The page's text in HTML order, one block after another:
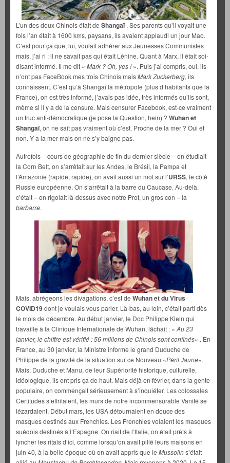
L’un des deux Chinois était de Shangaï. Ses parents qu’il voyait une
fois l’an était à 1600 kms, paysans, ils avaient applaudi un jour Mao.
C’est pour ça que, lui, voulait adhérer aux Jeunesses Communistes
mais, j’ai ri : il ne savait pas qui était Lénine. Quant à Marx, il était soi-
disant informé. Il me dit « Mark ? Oh, yes !». Puis j’ai compris, oui, ils
n’ont pas FaceBook mes trois Chinois maisMark Zuckerberg, ils
connaissent. C’est qu’à Shangaï la métropole (plus d’habitants que la
France), on est très informé, j’avais pas idée, très informés qu’ils sont,
même si il y a de la censure. Mais censurer Facebook, est-ce vraiment
un truc anti-démocratique (je pose la Question, hein) ? Wuhan et
Shangaï, on ne sait pas vraiment où c’est. Proche de la mer ? Oui et
non. Y a la mer mais on ne s’y baigne pas.
Autrefois – cours de géographie de fin du dernier siècle – on étudiait
la Corn Belt, on s’arrêtait sur les Andes, le Brésil, la Pampa et
l’Amazonie (rapide, rapide), on avait aussi un mot sur l’URSS, le côté
Russie européenne. On s’arrêtait à la barre du Caucase. Au-delà,
c’était – on rigolait là-dessus avec notre Prof, un gros con – la
barbarre.
Mais, abrégeons les divagations, c’est de Wuhan et du Virus
COVID19dont je voulais vous parler. Là-bas, au loin, c’était parti dès
le mois de décembre. Au début janvier, le Doc Philippe Klein qui
travaille à la Clinique Internationale de Wuhan, lâchait : « Au 23
janvier, le chiffre est vérifié : 56 millions de Chinois sont confinés« . En
France, au 30 janvier, la Ministre informe le grand Duduche de
Philippe de la gravité de la situation sur ce Nouveau «Péril Jaune».
Mais, Duduche et Manu, de leur Supériorité historique, culturelle,
idéologique, ils ont pris ça de haut. Mais déjà en février, dans la gente
populaire, on commençait sérieusement à s’inquiéter. Les colossales
Certitudes s’effritaient, les murs de notre incommensurable Vanité se
lézardaient. Début mars, les USA détournaient en douce des
masques destinés aux Frenchies. Les Frenchies volaient les masques
suédois destinés à l’Espagne. On riait de l’Italie, on était prêts à
lyncher les ritals d’ici, comme lorsqu’on avait pillé leurs maisons en
juin 40, à la belle époque où on avait appris que le Mussolins’était